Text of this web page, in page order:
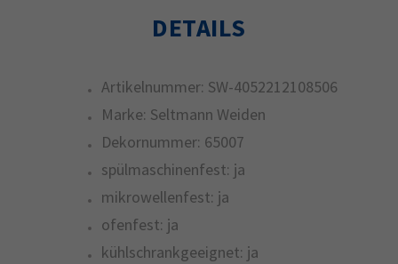
DETAILS
Artikelnummer: SW-4052212108506
Marke: Seltmann Weiden
Dekornummer: 65007
spülmaschinenfest: ja
mikrowellenfest: ja
ofenfest: ja
kühlschrankgeeignet: ja